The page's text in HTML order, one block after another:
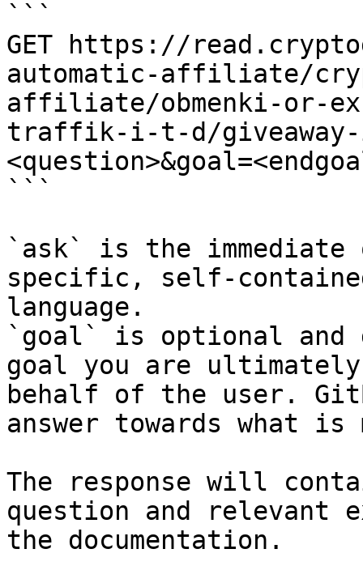
```
GET https://
automatic-affiliate/
affiliate/obmenki-or-
traffik-i-t-d/giveaway-
```
`ask` is the
specific, self-
language.
`goal` is optional and
goal you are
behalf of the user.
answer towards what
The response will
question and relevant
the documentation.